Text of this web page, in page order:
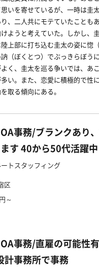
いを寄せているが、一時は圭
、二人共にモテていたことも
ようと考えていた。しかし、
上部に打ち込む圭太の姿に惚
（ぼくとつ）でぶっきらぼう
く、圭太を巡る争いでは、あ
い。また、恋愛に積極的で性
取る傾向にある。
事務/ブランクあり
す 40から50代活躍中
トスタッフィング
区
～
事務/直雇の可能性
計事務所で事務